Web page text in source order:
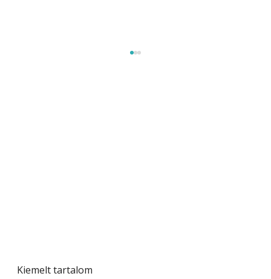
Kiemelt tartalom